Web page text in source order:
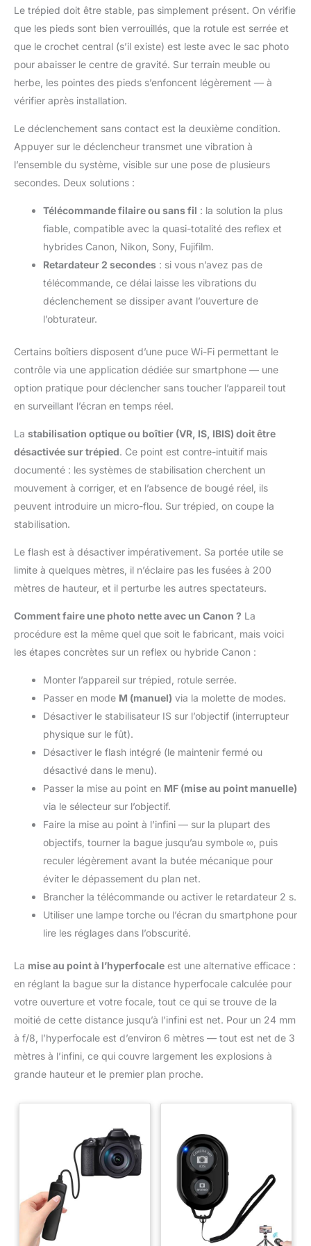
vidéos de qualité professionnelle avec aisance.
Le trépied doit être stable, pas simplement présent. On vérifie
que les pieds sont bien verrouillés, que la rotule est serrée et
que le crochet central (s’il existe) est leste avec le sac photo
pour abaisser le centre de gravité. Sur terrain meuble ou
herbe, les pointes des pieds s’enfoncent légèrement — à
vérifier après installation.
Le déclenchement sans contact est la deuxième condition.
Appuyer sur le déclencheur transmet une vibration à
l’ensemble du système, visible sur une pose de plusieurs
secondes. Deux solutions :
Télécommande filaire ou sans fil : la solution la plus
fiable, compatible avec la quasi-totalité des reflex et
hybrides Canon, Nikon, Sony, Fujifilm.
Retardateur 2 secondes : si vous n’avez pas de
télécommande, ce délai laisse les vibrations du
déclenchement se dissiper avant l’ouverture de
l’obturateur.
Certains boîtiers disposent d’une puce Wi-Fi permettant le
contrôle via une application dédiée sur smartphone — une
option pratique pour déclencher sans toucher l’appareil tout
en surveillant l’écran en temps réel.
La stabilisation optique ou boîtier (VR, IS, IBIS) doit être
désactivée sur trépied. Ce point est contre-intuitif mais
documenté : les systèmes de stabilisation cherchent un
mouvement à corriger, et en l’absence de bougé réel, ils
peuvent introduire un micro-flou. Sur trépied, on coupe la
stabilisation.
Le flash est à désactiver impérativement. Sa portée utile se
limite à quelques mètres, il n’éclaire pas les fusées à 200
mètres de hauteur, et il perturbe les autres spectateurs.
Comment faire une photo nette avec un Canon ? La
procédure est la même quel que soit le fabricant, mais voici
les étapes concrètes sur un reflex ou hybride Canon :
Monter l’appareil sur trépied, rotule serrée.
Passer en mode M (manuel) via la molette de modes.
Désactiver le stabilisateur IS sur l’objectif (interrupteur
physique sur le fût).
Désactiver le flash intégré (le maintenir fermé ou
désactivé dans le menu).
Passer la mise au point en MF (mise au point manuelle)
via le sélecteur sur l’objectif.
Faire la mise au point à l’infini — sur la plupart des
objectifs, tourner la bague jusqu’au symbole ∞, puis
reculer légèrement avant la butée mécanique pour
éviter le dépassement du plan net.
Brancher la télécommande ou activer le retardateur 2 s.
Utiliser une lampe torche ou l’écran du smartphone pour
lire les réglages dans l’obscurité.
La mise au point à l’hyperfocale est une alternative efficace :
en réglant la bague sur la distance hyperfocale calculée pour
votre ouverture et votre focale, tout ce qui se trouve de la
moitié de cette distance jusqu’à l’infini est net. Pour un 24 mm
à f/8, l’hyperfocale est d’environ 6 mètres — tout est net de 3
mètres à l’infini, ce qui couvre largement les explosions à
grande hauteur et le premier plan proche.